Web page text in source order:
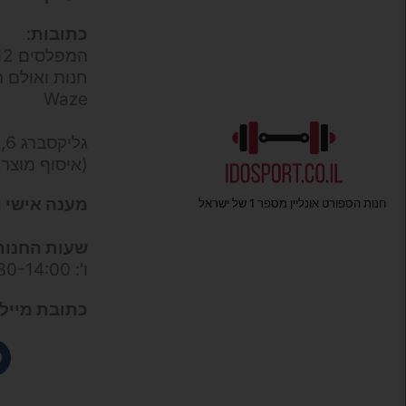
חנות הספורט אונליין מספר 1 של ישראל
כתובות:
המפלסים 12,
חנות ואולם
Waze
גליקסברג 6,
(איסוף
מענה אישי
שעות
ו': 09:30-14:00
כתובת